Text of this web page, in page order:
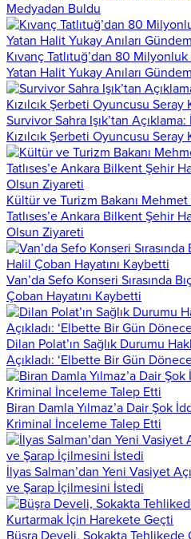
Medyadan Buldu
Kıvanç Tatlıtuğ’dan 80 Milyonluk
Yatan Halit Yukay Anıları
Survivor Sahra Işık’tan
Kızılcık Şerbeti Oyuncusu Seray
Kültür ve Turizm Bakanı
Tatlıses’e Ankara Bilkent Şehir
Olsun Ziyareti
Van’da Sefo Konseri Sırasında
Çoban Hayatını Kaybetti
Dilan Polat’ın Sağlık Durumu
Açıkladı: ‘Elbette Bir Gün
Biran Damla Yılmaz’a Dair Şok
Kriminal İnceleme Talep Etti
İlyas Salman’dan Yeni Vasiyet
ve Şarap İçilmesini İstedi
Büşra Develi, Sokakta Tehlikede